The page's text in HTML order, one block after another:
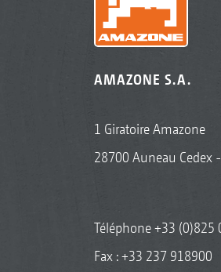
AMAZONE S.A.
1 Giratoire Amazone
28700 Auneau Cedex
Téléphone+33 (0)825
Fax : +33 237 918900